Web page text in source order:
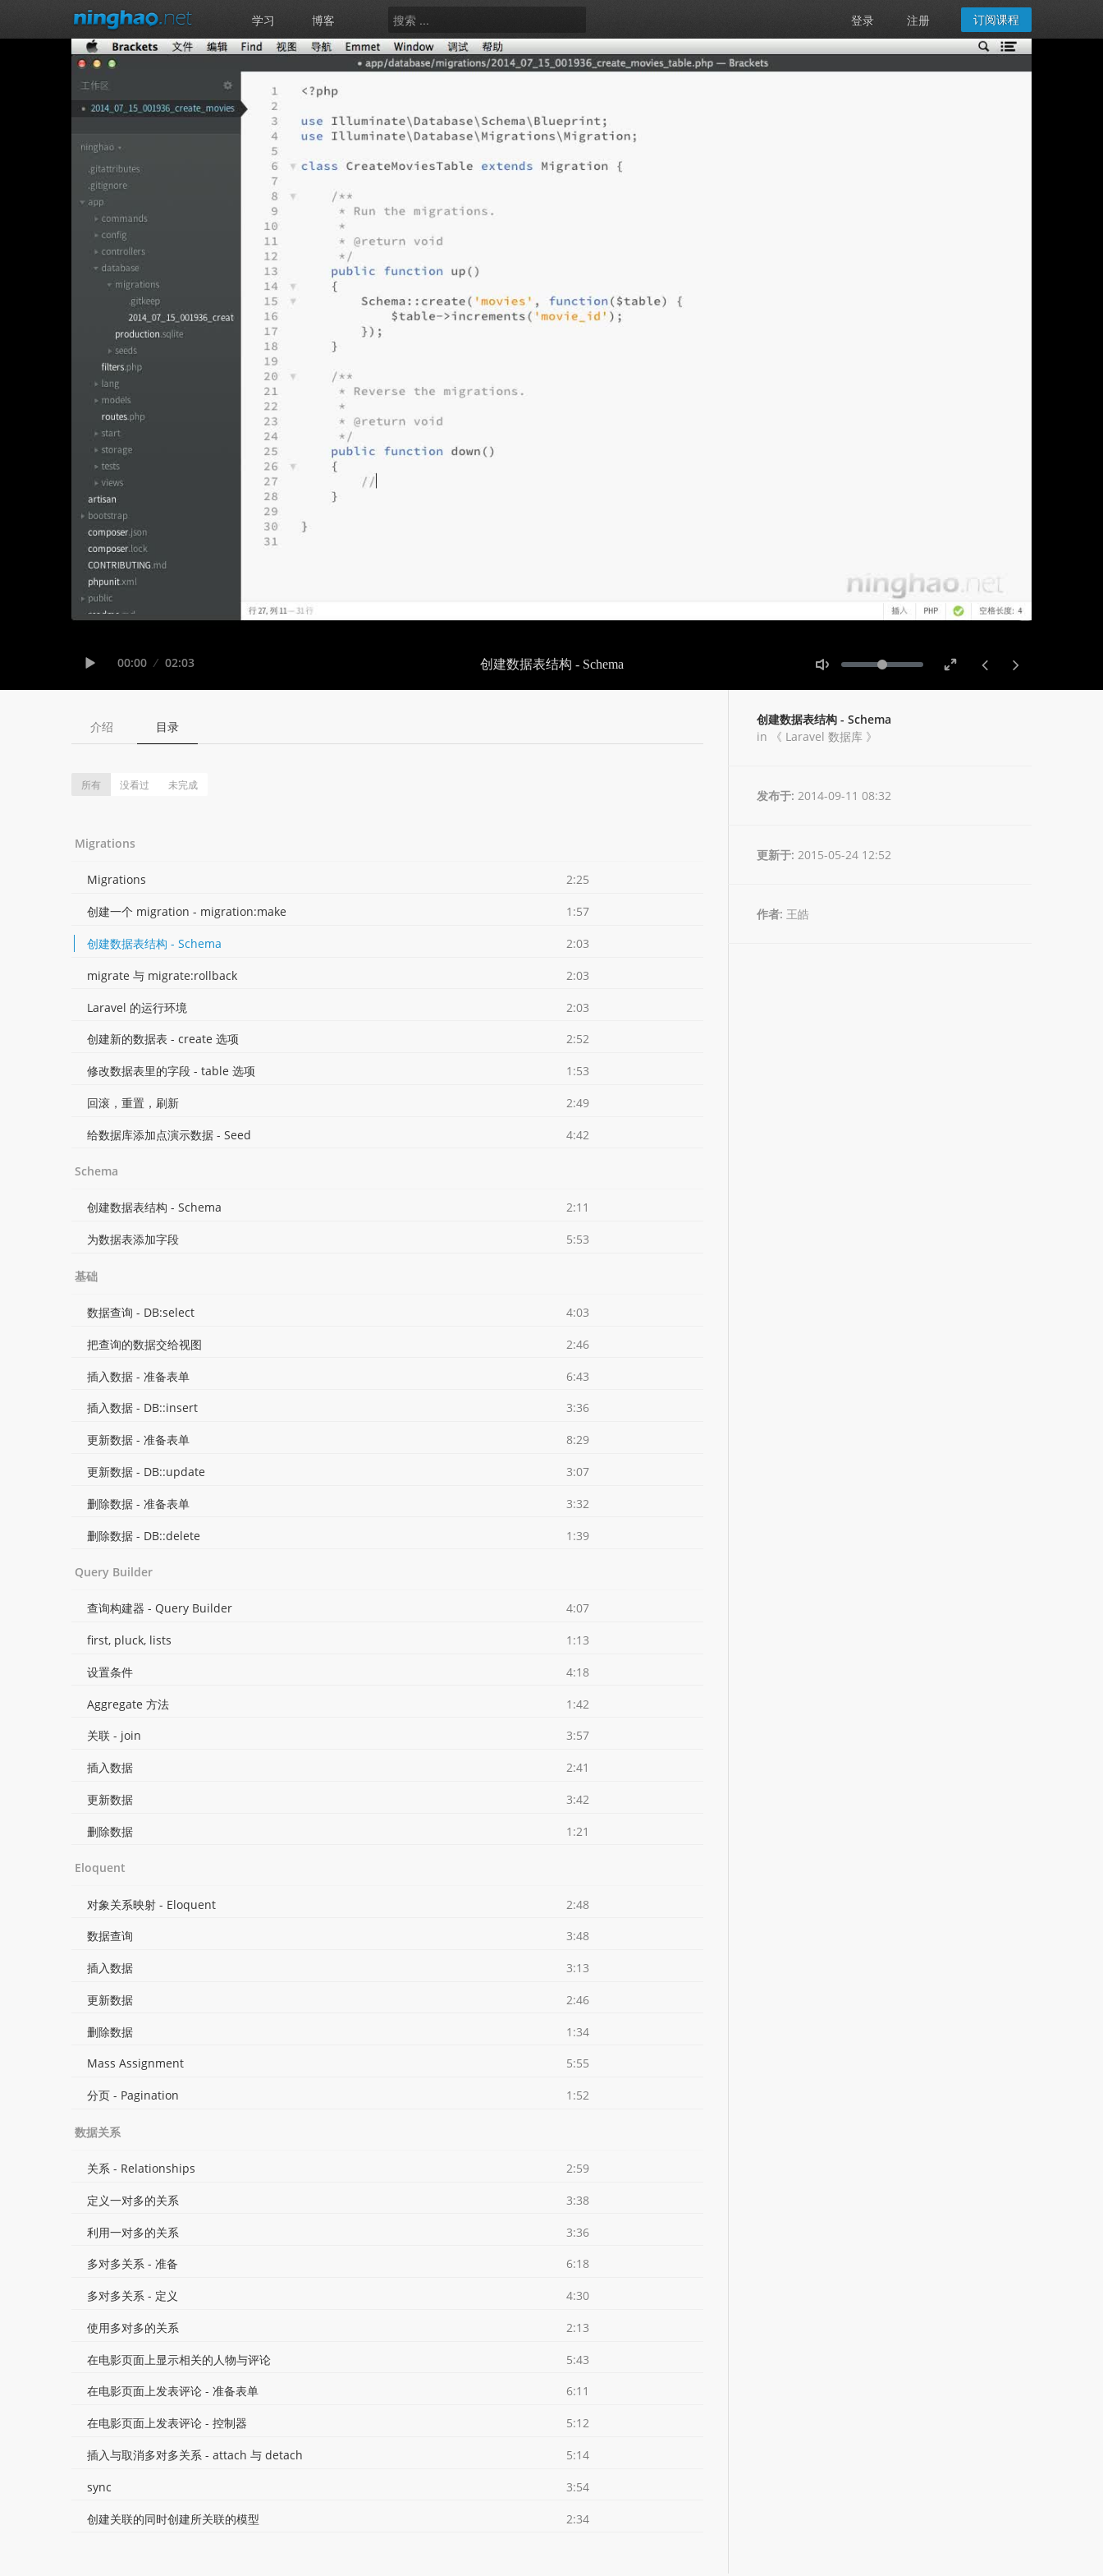
学习 博客 登录 注册 订阅课程
Current
00:00 Duration
02:03 创建数据表结构 - Schema
Volume
介绍 目录
所有 没看过 未完成
Migrations
Migrations 2:25
创建一个 migration - migration:make 1:57
创建数据表结构 - Schema 2:03
migrate 与 migrate:rollback 2:03
Laravel 的运行环境 2:03
创建新的数据表 - create 选项 2:52
修改数据表里的字段 - table 选项 1:53
回滚，重置，刷新 2:49
给数据库添加点演示数据 - Seed 4:42
Schema
创建数据表结构 - Schema 2:11
为数据表添加字段 5:53
基础
数据查询 - DB:select 4:03
把查询的数据交给视图 2:46
插入数据 - 准备表单 6:43
插入数据 - DB::insert 3:36
更新数据 - 准备表单 8:29
更新数据 - DB::update 3:07
删除数据 - 准备表单 3:32
删除数据 - DB::delete 1:39
Query Builder
查询构建器 - Query Builder 4:07
first, pluck, lists 1:13
设置条件 4:18
Aggregate 方法 1:42
关联 - join 3:57
插入数据 2:41
更新数据 3:42
删除数据 1:21
Eloquent
对象关系映射 - Eloquent 2:48
数据查询 3:48
插入数据 3:13
更新数据 2:46
删除数据 1:34
Mass Assignment 5:55
分页 - Pagination 1:52
数据关系
关系 - Relationships 2:59
定义一对多的关系 3:38
利用一对多的关系 3:36
多对多关系 - 准备 6:18
多对多关系 - 定义 4:30
使用多对多的关系 2:13
在电影页面上显示相关的人物与评论 5:43
在电影页面上发表评论 - 准备表单 6:11
在电影页面上发表评论 - 控制器 5:12
插入与取消多对多关系 - attach 与 detach 5:14
sync 3:54
创建关联的同时创建所关联的模型 2:34
创建数据表结构 - Schema
in 《 Laravel 数据库 》
发布于: 2014-09-11 08:32
更新于: 2015-05-24 12:52
作者: 王皓